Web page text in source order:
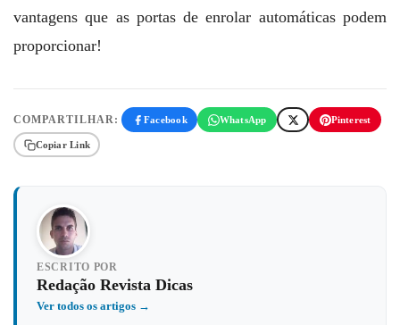
vantagens que as portas de enrolar automáticas podem
proporcionar!
COMPARTILHAR: Facebook WhatsApp Pinterest
Copiar Link
ESCRITO POR
Redação Revista Dicas
Ver todos os artigos →